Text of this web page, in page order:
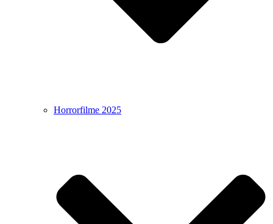
Horrorfilme 2025